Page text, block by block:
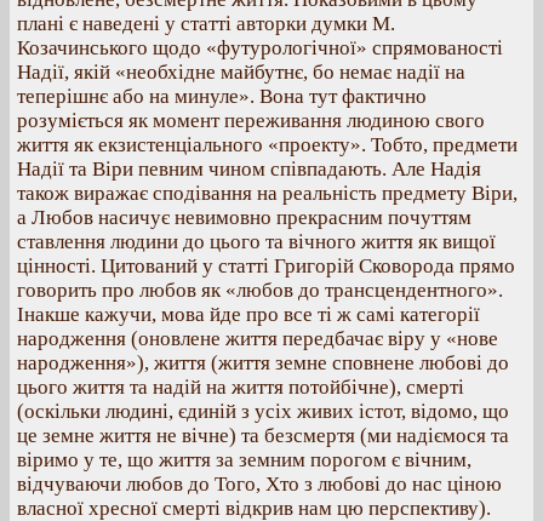
плані є наведені у статті авторки думки М.
Козачинського щодо «футурологічної» спрямованості
Надії, якій «необхідне майбутнє, бо немає надії на
теперішнє або на минуле». Вона тут фактично
розуміється як момент переживання людиною свого
життя як екзистенціального «проекту». Тобто, предмети
Надії та Віри певним чином співпадають. Але Надія
також виражає сподівання на реальність предмету Віри,
а Любов насичує невимовно прекрасним почуттям
ставлення людини до цього та вічного життя як вищої
цінності. Цитований у статті Григорій Сковорода прямо
говорить про любов як «любов до трансцендентного».
Інакше кажучи, мова йде про все ті ж самі категорії
народження (оновлене життя передбачає віру у «нове
народження»), життя (життя земне сповнене любові до
цього життя та надій на життя потойбічне), смерті
(оскільки людині, єдиній з усіх живих істот, відомо, що
це земне життя не вічне) та безсмертя (ми надіємося та
віримо у те, що життя за земним порогом є вічним,
відчуваючи любов до Того, Хто з любові до нас ціною
власної хресної смерті відкрив нам цю перспективу).